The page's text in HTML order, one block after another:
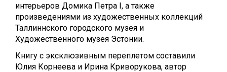
интерьеров Домика Петра I, а также
произведениями из художественных коллекций
Таллиннского городского музея и
Художественного музея Эстонии.
Книгу с эксклюзивным переплетом составили
Юлия Корнеева и Ирина Криворукова, автор